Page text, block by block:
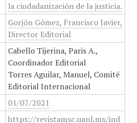
la ciudadanización de la justicia.
Gorjón Gómez, Francisco Javier,
Director Editorial
Cabello Tijerina, Paris A.,
Coordinador Editorial
Torres Aguilar, Manuel, Comité
Editorial Internacional
01/07/2021
https://revistamsc.uanl.mx/ind